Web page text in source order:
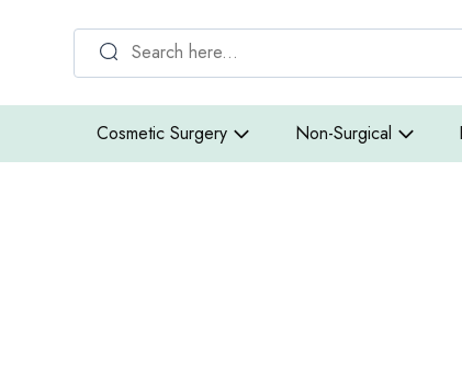
Cosmetic Surgery Non-Surgical